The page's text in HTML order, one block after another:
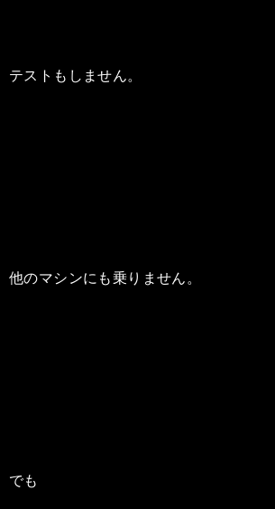
テストもしません。
他のマシンにも乗りません。
でも